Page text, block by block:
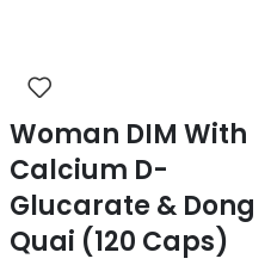
Woman DIM With
Calcium D-
Glucarate & Dong
Quai (120 Caps)